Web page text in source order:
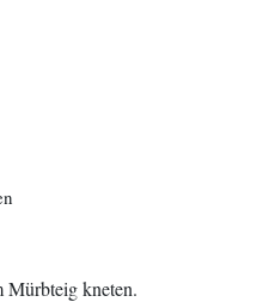
Mürbteig kneten.